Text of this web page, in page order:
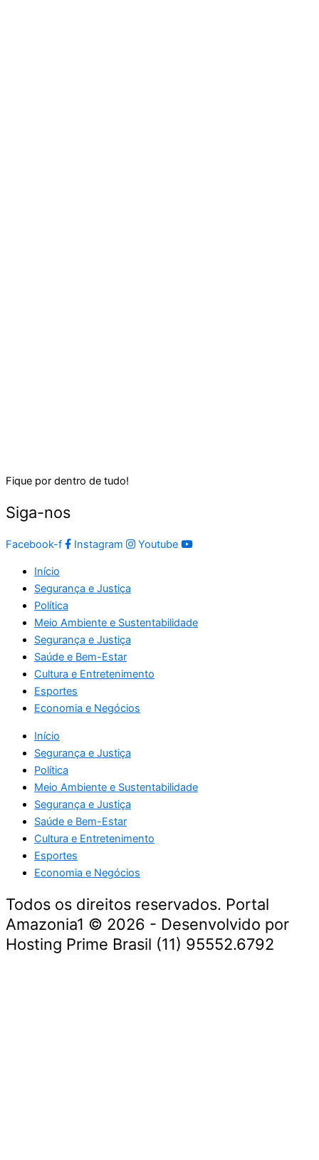
Fique por dentro de tudo!
Siga-nos
Facebook-f Instagram Youtube
Início
Segurança e Justiça
Política
Meio Ambiente e Sustentabilidade
Segurança e Justiça
Saúde e Bem-Estar
Cultura e Entretenimento
Esportes
Economia e Negócios
Início
Segurança e Justiça
Política
Meio Ambiente e Sustentabilidade
Segurança e Justiça
Saúde e Bem-Estar
Cultura e Entretenimento
Esportes
Economia e Negócios
Todos os direitos reservados. Portal
Amazonia1 © 2026 - Desenvolvido por
Hosting Prime Brasil (11) 95552.6792